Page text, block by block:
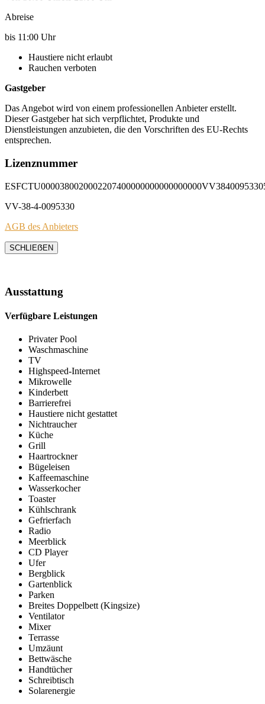
Abreise
bis 11:00 Uhr
Haustiere nicht erlaubt
Rauchen verboten
Gastgeber
Das Angebot wird von einem professionellen Anbieter erstellt.
Dieser Gastgeber hat sich verpflichtet, Produkte und
Dienstleistungen anzubieten, die den Vorschriften des EU-Rechts
entsprechen.
Lizenznummer
VV-38-4-0095330
AGB des Anbieters
SCHLIEẞEN
Ausstattung
Verfügbare Leistungen
Privater Pool
Waschmaschine
TV
Highspeed-Internet
Mikrowelle
Kinderbett
Barrierefrei
Haustiere nicht gestattet
Nichtraucher
Küche
Grill
Haartrockner
Bügeleisen
Kaffeemaschine
Wasserkocher
Toaster
Kühlschrank
Gefrierfach
Radio
Meerblick
CD Player
Ufer
Bergblick
Gartenblick
Parken
Breites Doppelbett (Kingsize)
Ventilator
Mixer
Terrasse
Umzäunt
Bettwäsche
Handtücher
Schreibtisch
Solarenergie